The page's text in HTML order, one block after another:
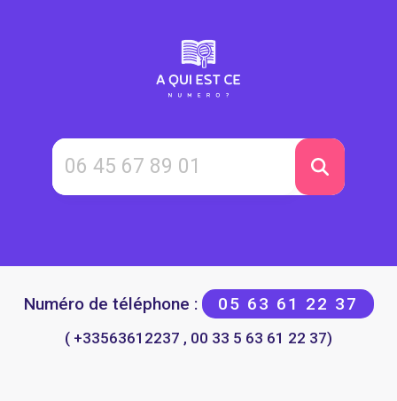
Numéro de téléphone : 05 63 61 22 37
( +33563612237 , 00 33 5 63 61 22 37)